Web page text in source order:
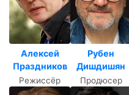
Алексей
Праздников
Режиссёр
Рубен
Дишдишян
Продюсер